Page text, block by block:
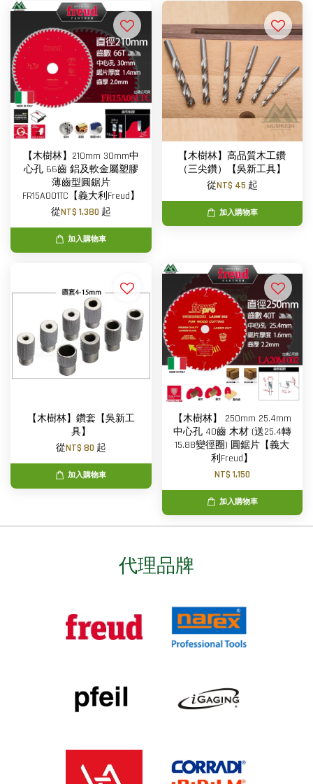
【木樹林】210mm 30mm中
心孔 66齒 鋁及軟金屬塑膠
薄齒型圓鋸片
FR15A001TC【義大利Freud】
從NT$ 1,380 起
加入購物車
【木樹林】高品質木工鑽
（三尖鑽）【吳新工具】
從NT$ 45 起
加入購物車
【木樹林】鑽套【吳新工
具】
從NT$ 80 起
加入購物車
【木樹林】 250mm 25.4mm
中心孔 40齒 木材 (送25.4轉
15.88變徑圈) 圓鋸片【義大
利Freud】
NT$ 1,150
加入購物車
代理品牌